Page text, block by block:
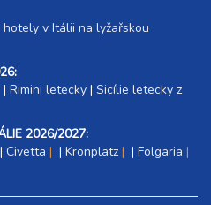
hotely v Itálii na lyžařskou
| Rimini letecky | Sicílie letecky z
2026/2027:
| Civetta | Kronplatz | Folgaria